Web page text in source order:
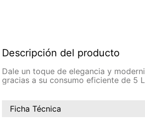
Descripción del producto
Dale un toque de elegancia y
gracias a su consumo eficiente de 5
Ficha Técnica